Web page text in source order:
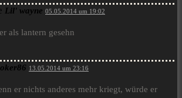
Lil' wayne 05.05.2014 um 19:02
als lantern gesehn
13.05.2014 um 23:16
er nichts anderes mehr kriegt, würde er